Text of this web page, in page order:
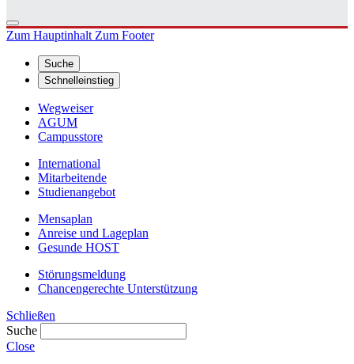
Zum HauptinhaltZum Footer
Suche
Schnelleinstieg
Wegweiser
AGUM
Campusstore
International
Mitarbeitende
Studienangebot
Mensaplan
Anreise und Lageplan
Gesunde HOST
Störungsmeldung
Chancengerechte Unterstützung
Schließen
Suche
Close